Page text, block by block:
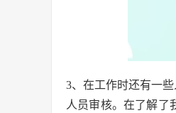
3、在工作时还有一
人员审核。在了解了